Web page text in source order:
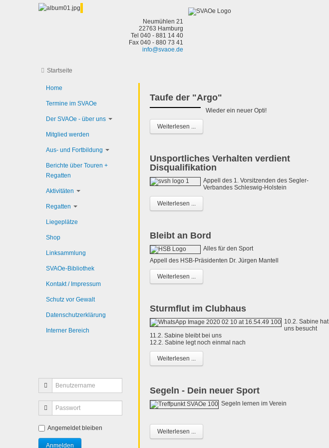
Neumühlen 21
22763 Hamburg
Tel 040 - 881 14 40
Fax 040 - 880 73 41
info@svaoe.de
Startseite
Taufe der "Argo"
Wieder ein neuer Opti!
Weiterlesen ...
Unsportliches Verhalten verdient
Disqualifikation
Appell des 1. Vorsitzenden des Segler-
Verbandes Schleswig-Holstein
Weiterlesen ...
Bleibt an Bord
Alles für den Sport
Appell des HSB-Präsidenten Dr. Jürgen Mantell
Weiterlesen ...
Sturmflut im Clubhaus
10.2. Sabine hat
uns besucht
11.2. Sabine bleibt bei uns
12.2. Sabine legt noch einmal nach
Weiterlesen ...
Segeln - Dein neuer Sport
Segeln lernen im Verein
Weiterlesen ...
Home
Termine im SVAOe
Der SVAOe - über uns
Mitglied werden
Aus- und Fortbildung
Berichte über Touren +
Regatten
Aktivitäten
Regatten
Liegeplätze
Shop
Linksammlung
SVAOe-Bibliothek
Kontakt / Impressum
Schutz vor Gewalt
Datenschutzerklärung
Interner Bereich
Angemeldet bleiben